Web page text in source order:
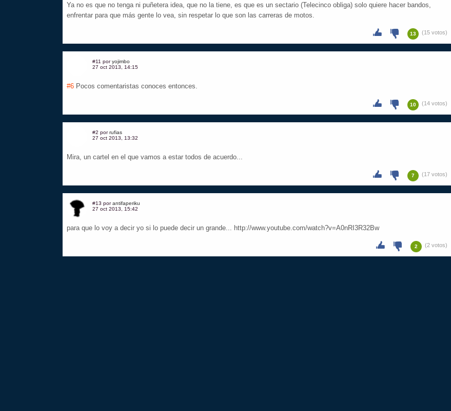
Ya no es que no tenga ni puñetera idea, que no la tiene, es que es un sectario (Telecinco obliga) solo quiere hacer bandos,
enfrentar para que más gente lo vea, sin respetar lo que son las carreras de motos.
13 (15 votos)
#11 poryojimbo
27 oct 2013, 14:15
#6 Pocos comentaristas conoces entonces.
10 (14 votos)
#2 porrufias
27 oct 2013, 13:32
Mira, un cartel en el que vamos a estar todos de acuerdo...
7 (17 votos)
#13 porantifaperiku
27 oct 2013, 15:42
para que lo voy a decir yo si lo puede decir un grande... http://www.youtube.com/watch?v=A0nRI3R32Bw
2 (2 votos)